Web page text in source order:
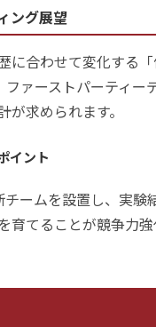
ング展望
に合わせて変化する
ファーストパーティー
が求められます。
イント
チームを設置し、実験
育てることが競争力